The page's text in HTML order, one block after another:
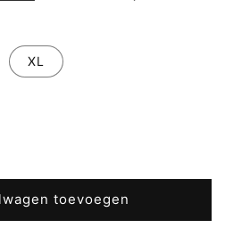
XL
toevoegen